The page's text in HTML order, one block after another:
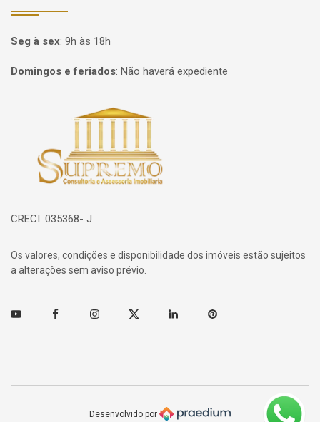
Seg à sex: 9h às 18h
Domingos e feriados: Não haverá expediente
Página inicial
CRECI: 035368- J
Os valores, condições e disponibilidade dos imóveis estão sujeitos
a alterações sem aviso prévio.
Youtube FacebookInstagramTwitter Linkedin Pinterest
Desenvolvido por